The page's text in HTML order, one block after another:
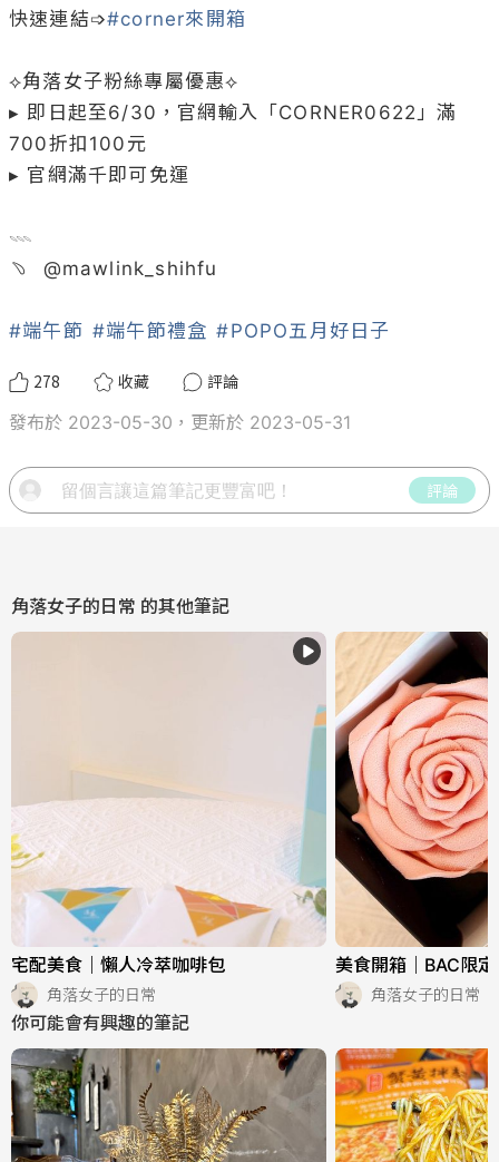
快速連結➩#corner來開箱
⟡角落女子粉絲專屬優惠⟡
▸ 即日起至6/30，官網輸入「CORNER0622」滿
700折扣100元
▸ 官網滿千即可免運
𓇠
﹆  @mawlink_shihfu
#端午節 #端午節禮盒 #POPO五月好日子
278 收藏
評論
發布於 2023-05-30，更新於 2023-05-31
評論
角落女子的日常 的其他筆記
宅配美食｜懶人冷萃咖啡包
角落女子的日常
美食開箱｜BAC限
角落女子的日常
你可能會有興趣的筆記